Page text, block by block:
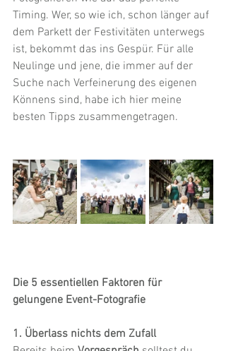
Timing. Wer, so wie ich, schon länger auf
dem Parkett der Festivitäten unterwegs
ist, bekommt das ins Gespür. Für alle
Neulinge und jene, die immer auf der
Suche nach Verfeinerung des eigenen
Könnens sind, habe ich hier meine
besten Tipps zusammengetragen.
Die 5 essentiellen Faktoren für
gelungene Event-Fotografie
1. Überlass nichts dem Zufall